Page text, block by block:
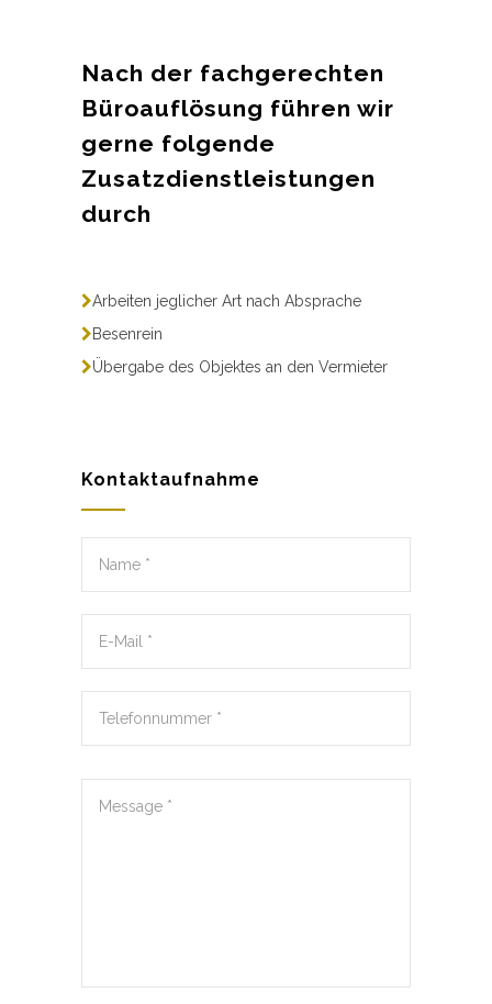
Nach der fachgerechten
Büroauflösung führen wir
gerne folgende
Zusatzdienstleistungen
durch
Arbeiten jeglicher Art nach Absprache
Besenrein
Übergabe des Objektes an den Vermieter
Kontaktaufnahme